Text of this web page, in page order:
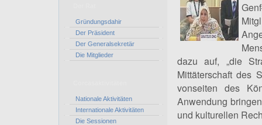
Gründungsdahir
Der Präsident
Der Generalsekretär
Die Mitglieder
Nationale Aktivitäten
Internationale Aktivitäten
Die Sessionen
dazu auf, „die
Mittäterschaft des
vonseiten des
Anwendung
und kulturellen